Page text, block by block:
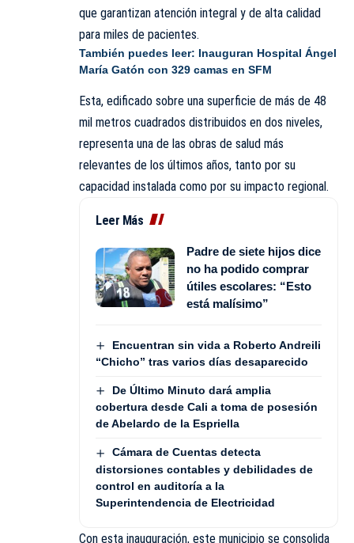
que garantizan atención integral y de alta calidad
para miles de pacientes.
También puedes leer: Inauguran Hospital Ángel
María Gatón con 329 camas en SFM
Esta, edificado sobre una superficie de más de 48
mil metros cuadrados distribuidos en dos niveles,
representa una de las obras de salud más
relevantes de los últimos años, tanto por su
capacidad instalada como por su impacto regional.
Leer Más
Padre de siete hijos dice
no ha podido comprar
útiles escolares: “Esto
está malísimo”
Encuentran sin vida a Roberto Andreili
“Chicho” tras varios días desaparecido
De Último Minuto dará amplia
cobertura desde Cali a toma de posesión
de Abelardo de la Espriella
Cámara de Cuentas detecta
distorsiones contables y debilidades de
control en auditoría a la
Superintendencia de Electricidad
Con esta inauguración, este municipio se consolida